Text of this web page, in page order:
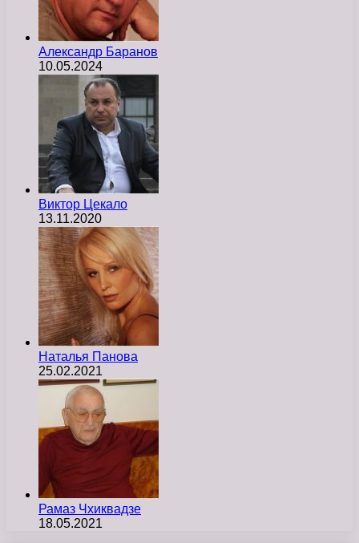
Александр Баранов
10.05.2024
Виктор Цекало
13.11.2020
Наталья Панова
25.02.2021
Рамаз Чхиквадзе
18.05.2021